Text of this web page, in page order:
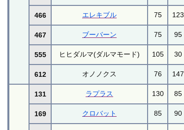
466 エレキブル 75 123
467 ブーバーン 75 95
555 ヒヒダルマ(ダルマモード) 105 30
612 オノノクス 76 147
131 ラプラス 130 85
169 クロバット 85 90